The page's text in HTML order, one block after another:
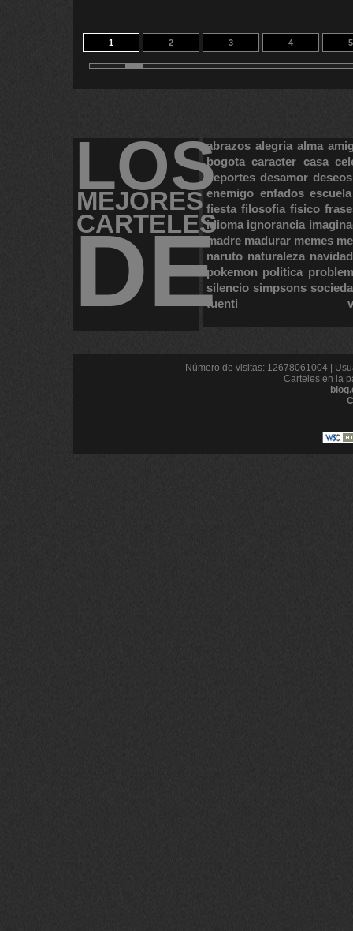
1 2 3 4 5
11 12 13
LOS
MEJORES
CARTELES
DE
abrazos alegria alma
bogota caracter casa
deportes desamor deseos
enemigo enfados escuela
fiesta filosofia fisico
idioma ignorancia
madre madurar memes
naruto naturaleza navidad
pokemon politica
silencio simpsons
tuenti
Número de visitas: 12678061004 |
Carteles en la